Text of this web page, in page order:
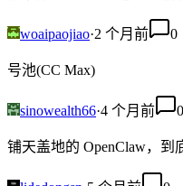
woaipaojiao·2 个月前 0
号池(CC Max)
sinowealth66·4 个月前 0
铺天盖地的 OpenClaw，到